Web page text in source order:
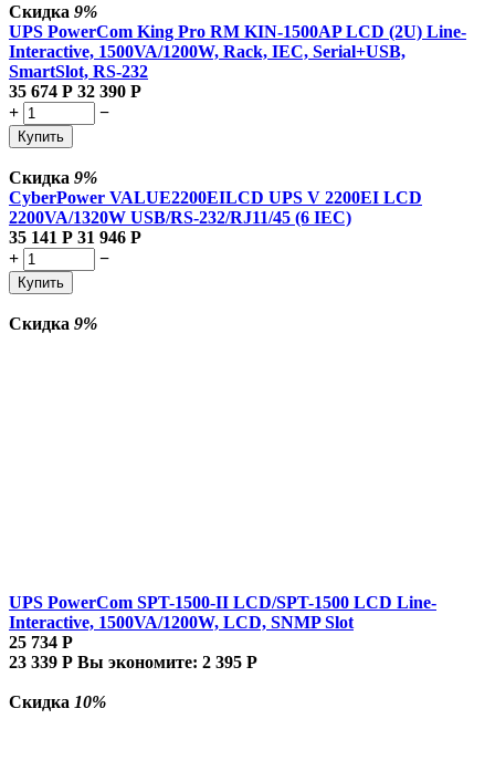
Скидка 9%
UPS PowerCom King Pro RM KIN-1500AP LCD (2U) Line-
Interactive, 1500VA/1200W, Rack, IEC, Serial+USB,
SmartSlot, RS-232
35 674 Р 32 390 Р
+
−
Купить
Скидка 9%
CyberPower VALUE2200EILCD UPS V 2200EI LCD
2200VA/1320W USB/RS-232/RJ11/45 (6 IEC)
35 141 Р 31 946 Р
+
−
Купить
Скидка 9%
UPS PowerCom SPT-1500-II LCD/SPT-1500 LCD Line-
Interactive, 1500VA/1200W, LCD, SNMP Slot
25 734 Р
23 339 Р Вы экономите: 2 395 Р
Скидка 10%